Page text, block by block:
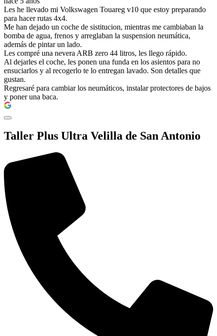
Les he llevado mi Volkswagen Touareg v10 que estoy preparando
para hacer rutas 4x4.
Me han dejado un coche de sistitucion, mientras me cambiaban la
bomba de agua, frenos y arreglaban la suspension neumática,
además de pintar un lado.
Les compré una nevera ARB zero 44 litros, les llego rápido.
Al dejarles el coche, les ponen una funda en los asientos para no
ensuciarlos y al recogerlo te lo entregan lavado. Son detalles que
gustan.
Regresaré para cambiar los neumáticos, instalar protectores de bajos
y poner una baca.
Taller Plus Ultra Velilla de San Antonio